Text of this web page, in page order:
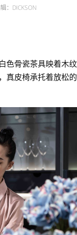
DICKSON
色骨瓷茶具映着木
真皮椅承托着放松